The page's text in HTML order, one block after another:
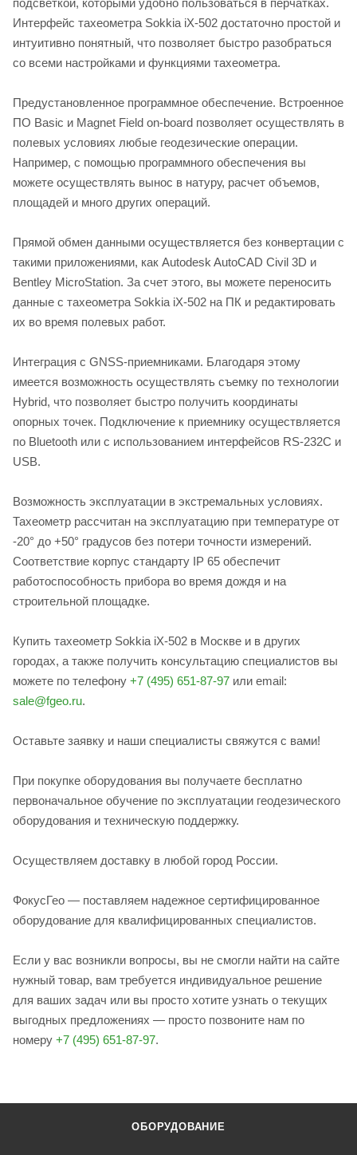
подсветкой, которыми удобно пользоваться в перчатках.
Интерфейс тахеометра Sokkia iX-502 достаточно простой и
интуитивно понятный, что позволяет быстро разобраться
со всеми настройками и функциями тахеометра.
Предустановленное программное обеспечение. Встроенное
ПО Basic и Magnet Field on-board позволяет осуществлять в
полевых условиях любые геодезические операции.
Например, с помощью программного обеспечения вы
можете осуществлять вынос в натуру, расчет объемов,
площадей и много других операций.
Прямой обмен данными осуществляется без конвертации с
такими приложениями, как Autodesk AutoCAD Civil 3D и
Bentley MicroStation. За счет этого, вы можете переносить
данные с тахеометра Sokkia iX-502 на ПК и редактировать
их во время полевых работ.
Интеграция с GNSS-приемниками. Благодаря этому
имеется возможность осуществлять съемку по технологии
Hybrid, что позволяет быстро получить координаты
опорных точек. Подключение к приемнику осуществляется
по Bluetooth или с использованием интерфейсов RS-232C и
USB.
Возможность эксплуатации в экстремальных условиях.
Тахеометр рассчитан на эксплуатацию при температуре от
-20° до +50° градусов без потери точности измерений.
Соответствие корпус стандарту IP 65 обеспечит
работоспособность прибора во время дождя и на
строительной площадке.
Купить тахеометр Sokkia iX-502 в Москве и в других
городах, а также получить консультацию специалистов вы
можете по телефону +7 (495) 651-87-97 или email:
sale@fgeo.ru.
Оставьте заявку и наши специалисты свяжутся с вами!
При покупке оборудования вы получаете бесплатно
первоначальное обучение по эксплуатации геодезического
оборудования и техническую поддержку.
Осуществляем доставку в любой город России.
ФокусГео — поставляем надежное сертифицированное
оборудование для квалифицированных специалистов.
Если у вас возникли вопросы, вы не смогли найти на сайте
нужный товар, вам требуется индивидуальное решение
для ваших задач или вы просто хотите узнать о текущих
выгодных предложениях — просто позвоните нам по
номеру +7 (495) 651-87-97.
ОБОРУДОВАНИЕ